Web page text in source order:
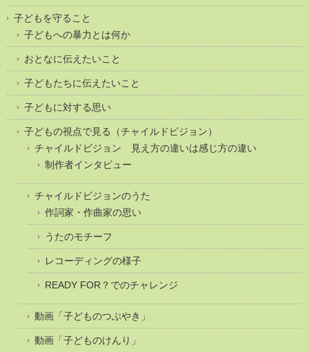
子どもを守ること
子どもへの暴力とは何か
おとなに伝えたいこと
子どもたちに伝えたいこと
子どもに対する思い
子どもの視点で見る（チャイルドビジョン）
チャイルドビジョン 見え方の違いは感じ方の違い
制作者インタビュー
チャイルドビジョンのうた
作詞家・作曲家の思い
うたのモチーフ
レコーディングの様子
READY FOR？でのチャレンジ
動画「子どものつぶやき」
動画「子どものけんり」